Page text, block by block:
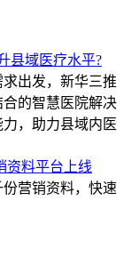
县域医疗水平?
出发，新华三推
的智慧医院解决
，助力县域内医
资料平台上线
营销资料，快速